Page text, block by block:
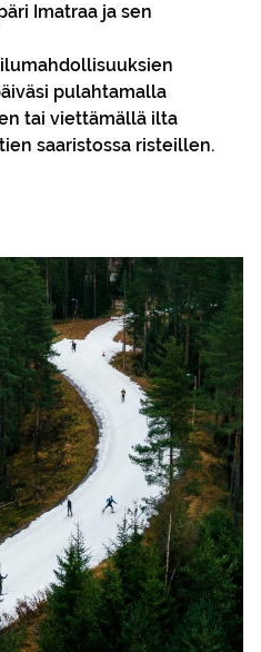
Imatraa ja sen
pulahtamalla
tai viettämällä ilta
saaristossa risteillen.